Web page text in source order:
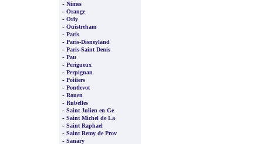
- Nimes
- Orange
- Orly
- Ouistreham
- Paris
- Paris-Disneyland
- Paris-Saint Denis
- Pau
- Perigueux
- Perpignan
- Poitiers
- Pontlevot
- Rouen
- Rubelles
- Saint Julien en Ge
- Saint Michel de La
- Saint Raphael
- Saint Remy de Prov
- Sanary